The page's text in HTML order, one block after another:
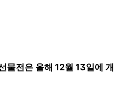
물전은 올해 12월 13일에 개